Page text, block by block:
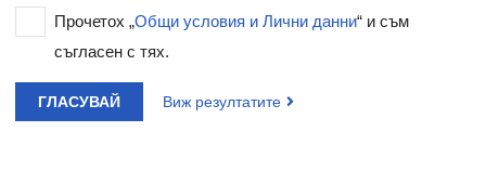
Прочетох „Общи условия и Лични данни“ и съм
съгласен с тях.
ГЛАСУВАЙ Виж резултатите